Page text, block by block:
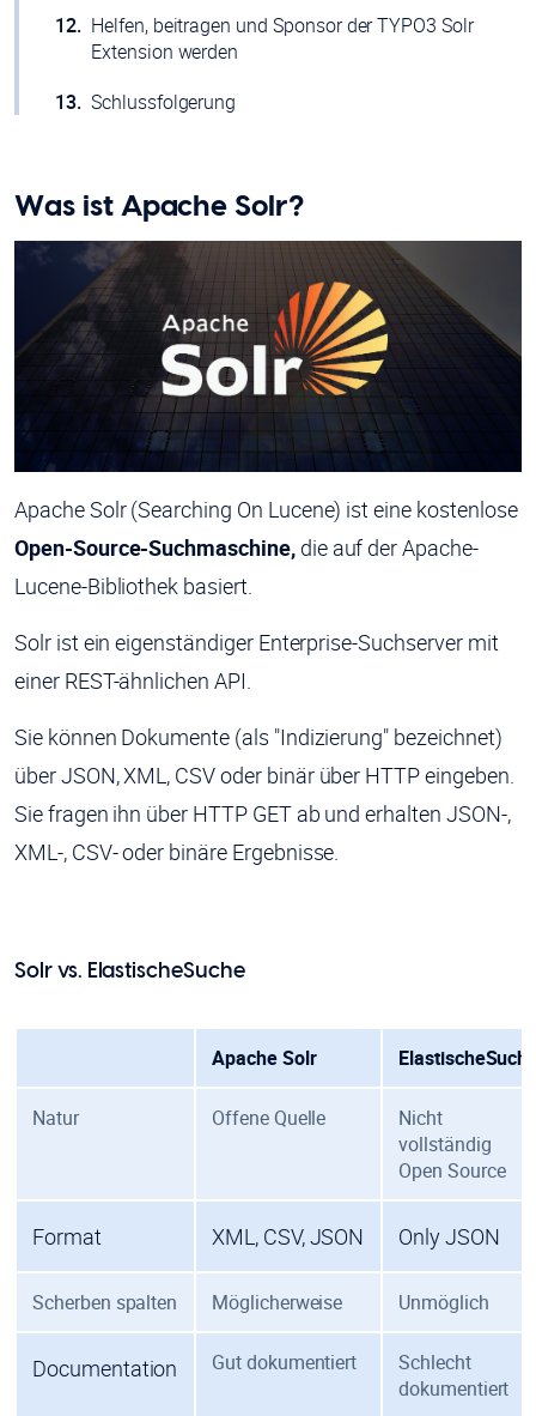
Helfen, beitragen und Sponsor der TYPO3 Solr
Extension werden
Schlussfolgerung
Was ist Apache Solr?
Apache Solr (Searching On Lucene) ist eine kostenlose
Open-Source-Suchmaschine,die auf der Apache-
Lucene-Bibliothek basiert.
Solr ist ein eigenständiger Enterprise-Suchserver mit
einer REST-ähnlichen API.
Sie können Dokumente (als "Indizierung" bezeichnet)
über JSON, XML, CSV oder binär über HTTP eingeben.
Sie fragen ihn über HTTP GET ab und erhalten JSON-,
XML-, CSV- oder binäre Ergebnisse.
Solr vs. ElastischeSuche
Apache Solr
Natur Offene Quelle
Nicht
vollständig
Open Source
Format XML, CSV, JSON Only JSON
Scherben spalten Möglicherweise Unmöglich
Documentation Gut dokumentiert
Schlecht
dokumentiert